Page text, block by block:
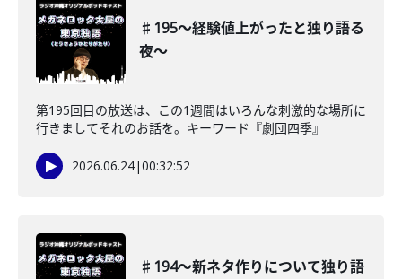
♯195〜経験値上がったと独り語る
夜〜
第195回目の放送は、この1週間はいろんな刺激的な場所に
行きましてそれのお話を。キーワード『劇団四季』
2026.06.24|00:32:52
♯194〜新ネタ作りについて独り語